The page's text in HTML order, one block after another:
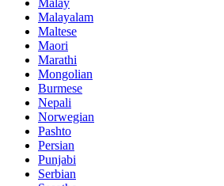
Malay
Malayalam
Maltese
Maori
Marathi
Mongolian
Burmese
Nepali
Norwegian
Pashto
Persian
Punjabi
Serbian